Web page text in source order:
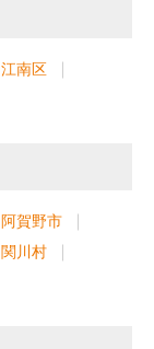
江南区
阿賀野市
関川村